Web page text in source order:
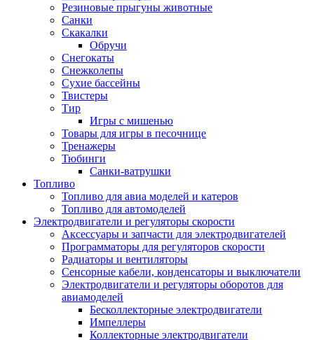
Резиновые прыгуны животные
Санки
Скакалки
Обручи
Снегокаты
Снежколепы
Сухие бассейны
Твистеры
Тир
Игры с мишенью
Товары для игры в песочнице
Тренажеры
Тюбинги
Санки-ватрушки
Топливо
Топливо для авиа моделей и катеров
Топливо для автомоделей
Электродвигатели и регуляторы скорости
Аксессуары и запчасти для электродвигателей
Программаторы для регуляторов скорости
Радиаторы и вентиляторы
Сенсорные кабели, конденсаторы и выключатели
Электродвигатели и регуляторы оборотов для
авиамоделей
Бесколлекторные электродвигатели
Импеллеры
Коллекторные электродвигатели